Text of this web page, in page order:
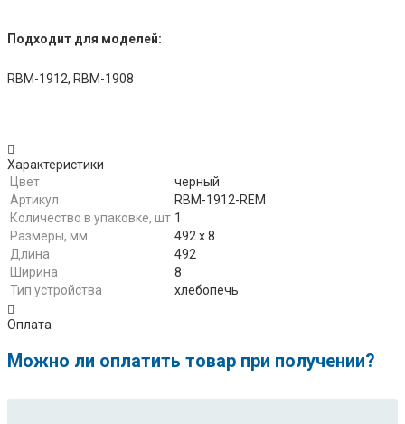
Подходит для моделей:
RBM-1912, RBM-1908
Характеристики
Цвет
черный
Артикул
RBM-1912-REM
Количество в упаковке, шт 1
Размеры, мм
492 х 8
Длина
492
Ширина
8
Тип устройства
хлебопечь
Оплата
Можно ли оплатить товар при получении?